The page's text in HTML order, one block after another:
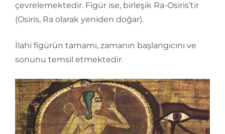
çevrelemektedir. Figür ise, birleşik Ra-Osiris’tir
(Osiris, Ra olarak yeniden doğar).
İlahi figürün tamamı, zamanın başlangıcını ve
sonunu temsil etmektedir.